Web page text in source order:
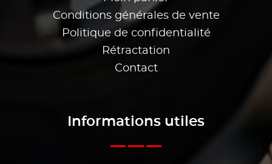
Conditions générales de vente
Politique de confidentialité
Rétractation
Contact
Informations utiles